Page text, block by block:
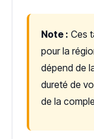
Note : Ces
pour la
dépend de
dureté de
de la